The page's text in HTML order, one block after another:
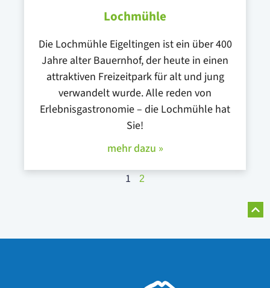
Lochmühle
Die Lochmühle Eigeltingen ist ein über 400
Jahre alter Bauernhof, der heute in einen
attraktiven Freizeitpark für alt und jung
verwandelt wurde. Alle reden von
Erlebnisgastronomie – die Lochmühle hat
Sie!
mehr dazu »
1
2